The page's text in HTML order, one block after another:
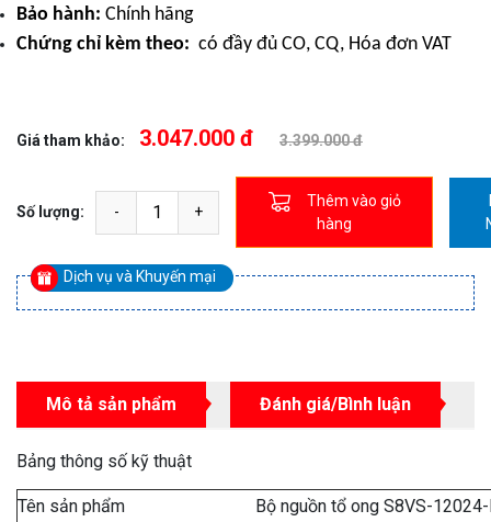
Bảo hành: Chính hãng
Chứng chỉ kèm theo: có đầy đủ CO, CQ, Hóa đơn VAT
Giá tham khảo: 3.047.000 đ 3.399.000 đ
Số lượng:
Thêm vào giỏ
hàng
Dịch vụ và Khuyến mại
Mô tả sản phẩm Đánh giá/Bình luận
Bảng thông số kỹ thuật
Tên sản phẩm Bộ nguồn tổ ong S8VS-